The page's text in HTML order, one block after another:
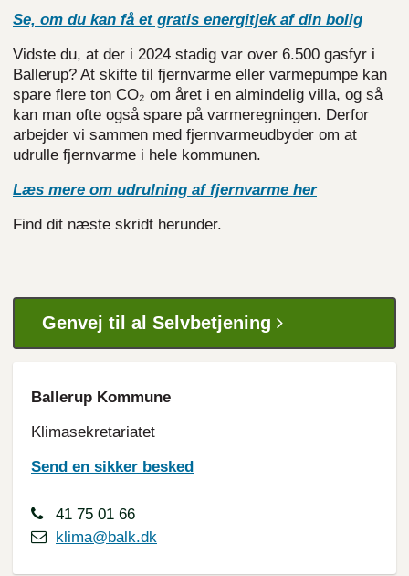
Se, om du kan få et gratis energitjek af din bolig
Vidste du, at der i 2024 stadig var over 6.500 gasfyr i
Ballerup? At skifte til fjernvarme eller varmepumpe kan
spare flere ton CO₂ om året i en almindelig villa, og så
kan man ofte også spare på varmeregningen. Derfor
arbejder vi sammen med fjernvarmeudbyder om at
udrulle fjernvarme i hele kommunen.
Læs mere om udrulning af fjernvarme her
Find dit næste skridt herunder.
Genvej til al Selvbetjening
Ballerup Kommune
Klimasekretariatet
Send en sikker besked
41 75 01 66
klima@balk.dk